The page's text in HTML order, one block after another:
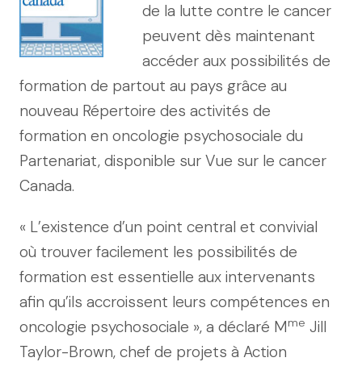
de la lutte contre le cancer
peuvent dès maintenant
accéder aux possibilités de
formation de partout au pays grâce au
nouveau Répertoire des activités de
formation en oncologie psychosociale du
Partenariat, disponible sur Vue sur le cancer
Canada.
« L’existence d’un point central et convivial
où trouver facilement les possibilités de
formation est essentielle aux intervenants
afin qu’ils accroissent leurs compétences en
oncologie psychosociale », a déclaré Mme Jill
Taylor-Brown, chef de projets à Action